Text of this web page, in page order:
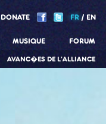
DONATE FR EN
AVANC�ES DE L'ALLIANCE
MUSIQUE FORUM